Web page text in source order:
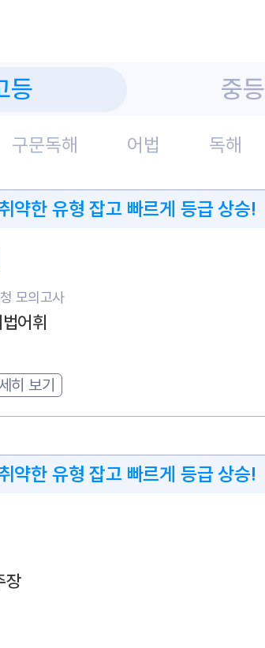
등 중등
구문독해 어법 독해
약한 유형 잡고 빠르게 등급 상승!
모의고사
어휘
히 보기
약한 유형 잡고 빠르게 등급 상승!
장